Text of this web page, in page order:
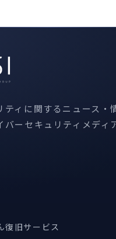
ティに関するニュース・
バーセキュリティメディ
旧サービス